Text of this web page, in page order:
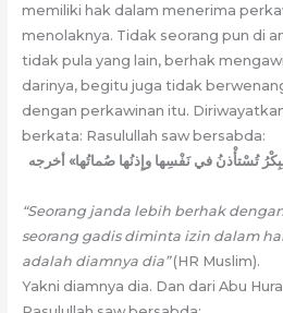
memiliki hak dalam menerima
menolaknya. Tidak seorang pun di
tidak pula yang lain, berhak
darinya, begitu juga tidak
dengan perkawinan itu.
berkata: Rasulullah saw bersabda:
تُسْتأْذنُ في نَفْسِها وإِذنُها صُماتُها» أخرجه
“Seorang janda lebih berhak
seorang gadis diminta izin dalam
adalah diamnya dia”(HR Muslim).
Yakni diamnya dia. Dan dari Abu